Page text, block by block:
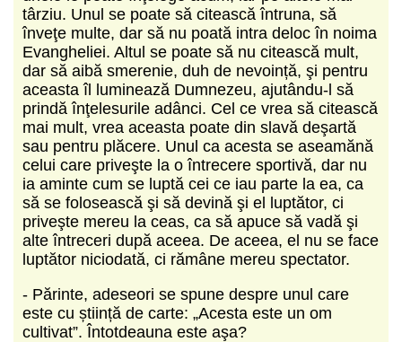
târziu. Unul se poate să citească întruna, să
înveţe multe, dar să nu poată intra deloc în noima
Evangheliei. Altul se poate să nu citească mult,
dar să aibă smerenie, duh de nevoință, şi pentru
aceasta îl luminează Dumnezeu, ajutându-l să
prindă înţelesurile adânci. Cel ce vrea să citească
mai mult, vrea aceasta poate din slavă deşartă
sau pentru plăcere. Unul ca acesta se aseamănă
celui care priveşte la o întrecere sportivă, dar nu
ia aminte cum se luptă cei ce iau parte la ea, ca
să se folosească şi să devină şi el luptător, ci
priveşte mereu la ceas, ca să apuce să vadă şi
alte întreceri după aceea. De aceea, el nu se face
luptător niciodată, ci rămâne mereu spectator.
- Părinte, adeseori se spune despre unul care
este cu știință de carte: „Acesta este un om
cultivat”. Întotdeauna este aşa?